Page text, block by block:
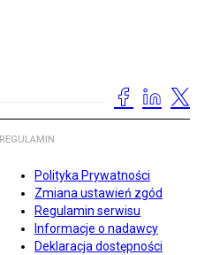
REGULAMIN
Polityka Prywatności
Zmiana ustawień zgód
Regulamin serwisu
Informacje o nadawcy
Deklaracja dostępności